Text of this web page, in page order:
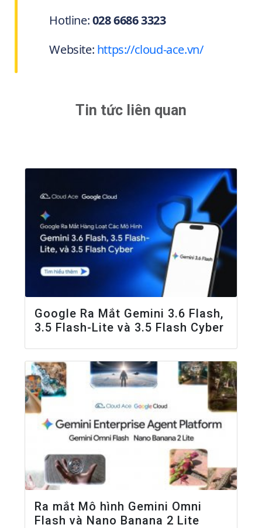
Hotline:028 6686 3323
Website: https://cloud-ace.vn/
Tin tức liên quan
Google Ra Mắt Gemini 3.6 Flash,
3.5 Flash-Lite và 3.5 Flash Cyber
Ra mắt Mô hình Gemini Omni
Flash và Nano Banana 2 Lite